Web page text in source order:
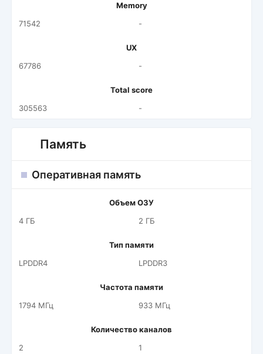
Memory
71542
-
UX
67786
-
Total score
305563
-
Память
Оперативная память
Объем ОЗУ
4 ГБ
2 ГБ
Тип памяти
LPDDR4
LPDDR3
Частота памяти
1794 МГц
933 МГц
Количество каналов
2
1